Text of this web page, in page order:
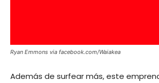
Ryan Emmons via facebook.com/Waiakea
Además de surfear más, este